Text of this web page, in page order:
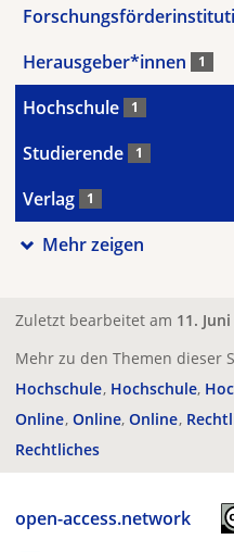
Herausgeber*innen 1
Hochschule 1
Studierende 1
Verlag 1
Mehr zeigen
Zuletzt bearbeitet am 11.
Mehr zu den Themen dieser
Hochschule Hochschule
Online Online Online
Rechtliches
open-access.network